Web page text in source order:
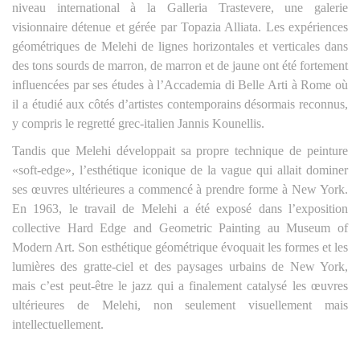
niveau international à la Galleria Trastevere, une galerie
visionnaire détenue et gérée par Topazia Alliata. Les expériences
géométriques de Melehi de lignes horizontales et verticales dans
des tons sourds de marron, de marron et de jaune ont été fortement
influencées par ses études à l’Accademia di Belle Arti à Rome où
il a étudié aux côtés d’artistes contemporains désormais reconnus,
y compris le regretté grec-italien Jannis Kounellis.
Tandis que Melehi développait sa propre technique de peinture
«soft-edge», l’esthétique iconique de la vague qui allait dominer
ses œuvres ultérieures a commencé à prendre forme à New York.
En 1963, le travail de Melehi a été exposé dans l’exposition
collective Hard Edge and Geometric Painting au Museum of
Modern Art. Son esthétique géométrique évoquait les formes et les
lumières des gratte-ciel et des paysages urbains de New York,
mais c’est peut-être le jazz qui a finalement catalysé les œuvres
ultérieures de Melehi, non seulement visuellement mais
intellectuellement.